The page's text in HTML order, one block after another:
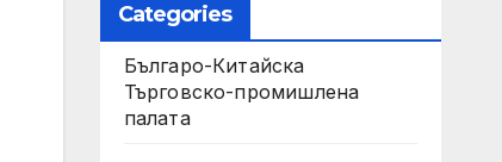
Categories
Българо-Китайска
Търговско-промишлена
палaта